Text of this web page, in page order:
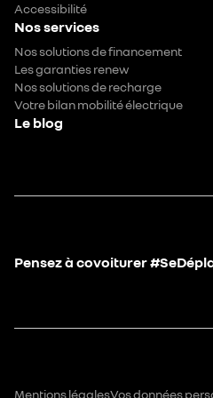
Accessibilité
Nos services
Nos solutions de financement
Les garanties renew
Nos solutions de recharge
Votre bilan mobilité électrique
Le blog
Pensez à covoiturer
Mentions légalesVos données